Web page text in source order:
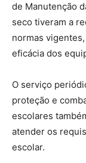
de Manutenção
seco tiveram a
normas
eficácia dos
O serviço
proteção e
escolares
atender os
escolar.